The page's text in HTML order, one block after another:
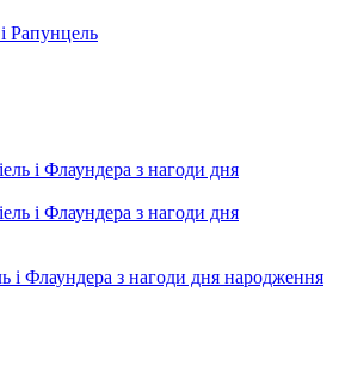
Рапунцель
і Флаундера з нагоди дня народження